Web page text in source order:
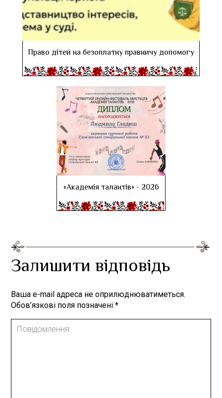
Право дітей на безоплатну правничу допомогу
«Академія талантів» - 2026
Залишити відповідь
Ваша e-mail адреса не оприлюднюватиметься.
Обов’язкові поля позначені*